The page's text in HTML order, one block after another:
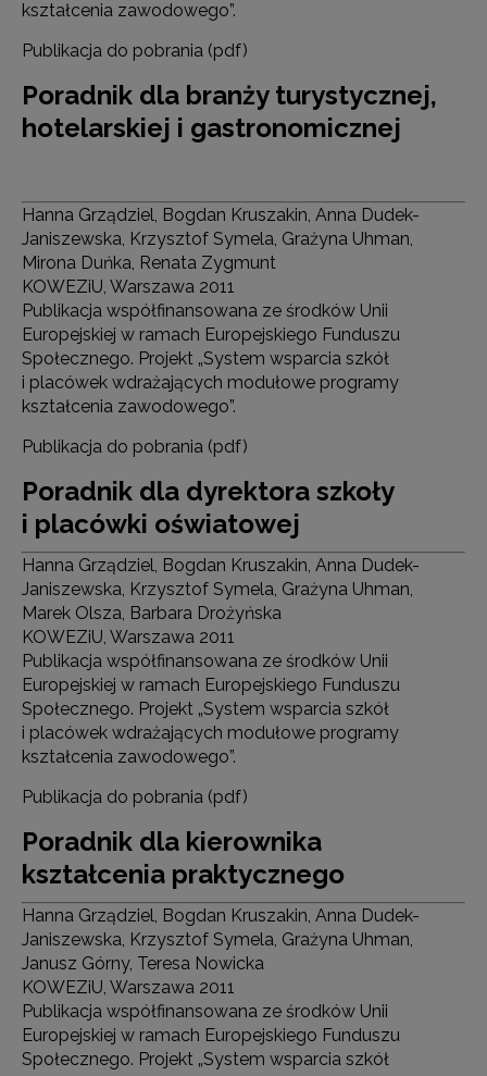
kształcenia zawodowego”.
Publikacja do pobrania (pdf)
Poradnik dla branży turystycznej,
hotelarskiej i gastronomicznej
Hanna Grządziel, Bogdan Kruszakin, Anna Dudek-
Janiszewska, Krzysztof Symela, Grażyna Uhman,
Mirona Duńka, Renata Zygmunt
KOWEZiU, Warszawa 2011
Publikacja współfinansowana ze środków Unii
Europejskiej w ramach Europejskiego Funduszu
Społecznego. Projekt „System wsparcia szkół
i placówek wdrażających modułowe programy
kształcenia zawodowego”.
Publikacja do pobrania (pdf)
Poradnik dla dyrektora szkoły
i placówki oświatowej
Hanna Grządziel, Bogdan Kruszakin, Anna Dudek-
Janiszewska, Krzysztof Symela, Grażyna Uhman,
Marek Olsza, Barbara Drożyńska
KOWEZiU, Warszawa 2011
Publikacja współfinansowana ze środków Unii
Europejskiej w ramach Europejskiego Funduszu
Społecznego. Projekt „System wsparcia szkół
i placówek wdrażających modułowe programy
kształcenia zawodowego”.
Publikacja do pobrania (pdf)
Poradnik dla kierownika
kształcenia praktycznego
Hanna Grządziel, Bogdan Kruszakin, Anna Dudek-
Janiszewska, Krzysztof Symela, Grażyna Uhman,
Janusz Górny, Teresa Nowicka
KOWEZiU, Warszawa 2011
Publikacja współfinansowana ze środków Unii
Europejskiej w ramach Europejskiego Funduszu
Społecznego. Projekt „System wsparcia szkół